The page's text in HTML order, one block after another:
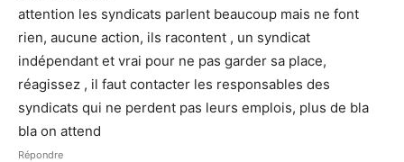
attention les syndicats parlent beaucoup mais ne font
rien, aucune action, ils racontent , un syndicat
indépendant et vrai pour ne pas garder sa place,
réagissez , il faut contacter les responsables des
syndicats qui ne perdent pas leurs emplois, plus de bla
bla on attend
Répondre